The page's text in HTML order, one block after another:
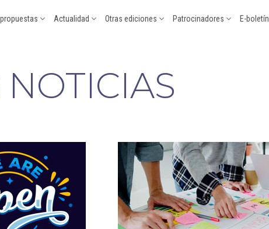
Actualidad Otras ediciones Patrocinadores E-boletín